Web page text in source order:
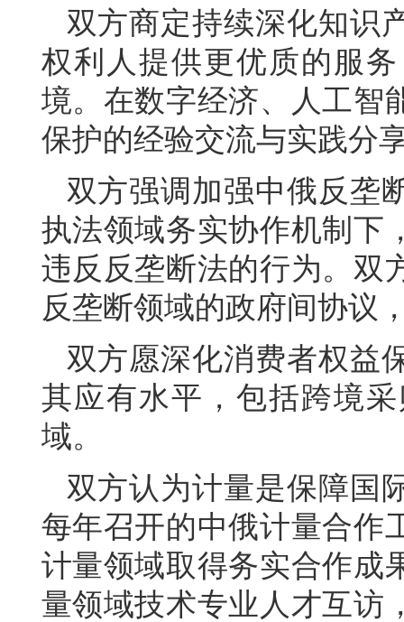
双方商定持续深化知识
权利人提供更优质的服
境。在数字经济、人工智
保护的经验交流与实践分
双方强调加强中俄反垄
执法领域务实协作机制下
违反反垄断法的行为。双
反垄断领域的政府间协议
双方愿深化消费者权益
其应有水平，包括跨境
域。
双方认为计量是保障国
每年召开的中俄计量合作
计量领域取得务实合作成
量领域技术专业人才互访